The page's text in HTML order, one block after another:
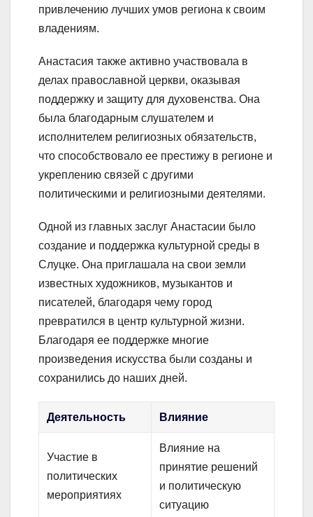
привлечению лучших умов региона к своим
владениям.
Анастасия также активно участвовала в
делах православной церкви, оказывая
поддержку и защиту для духовенства. Она
была благодарным слушателем и
исполнителем религиозных обязательств,
что способствовало ее престижу в регионе и
укреплению связей с другими
политическими и религиозными деятелями.
Одной из главных заслуг Анастасии было
создание и поддержка культурной среды в
Слуцке. Она приглашала на свои земли
известных художников, музыкантов и
писателей, благодаря чему город
превратился в центр культурной жизни.
Благодаря ее поддержке многие
произведения искусства были созданы и
сохранились до наших дней.
Деятельность Влияние
Участие в
политических
мероприятиях
Влияние на
принятие решений
и политическую
ситуацию